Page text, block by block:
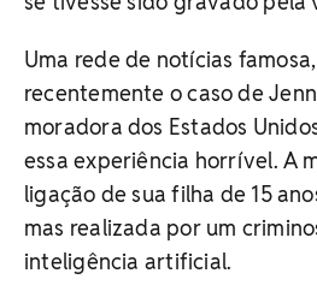
Uma rede de notícias
recentemente o caso de
moradora dos Estados
essa experiência horrível. A
ligação de sua filha de 15
mas realizada por um
inteligência artificial.